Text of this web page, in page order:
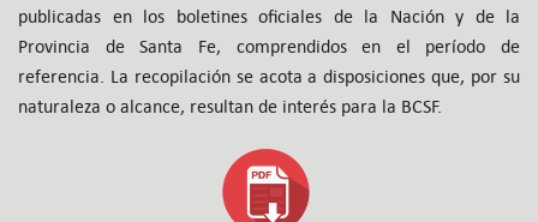
publicadas en los boletines oficiales de la Nación y de la
Provincia de Santa Fe, comprendidos en el período de
referencia. La recopilación se acota a disposiciones que, por su
naturaleza o alcance, resultan de interés para la BCSF.